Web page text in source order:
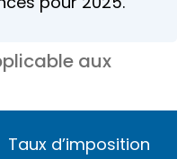
aux
Taux d’imposition